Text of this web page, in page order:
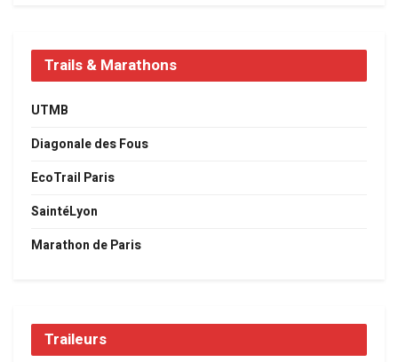
Trails & Marathons
UTMB
Diagonale des Fous
EcoTrail Paris
SaintéLyon
Marathon de Paris
Traileurs